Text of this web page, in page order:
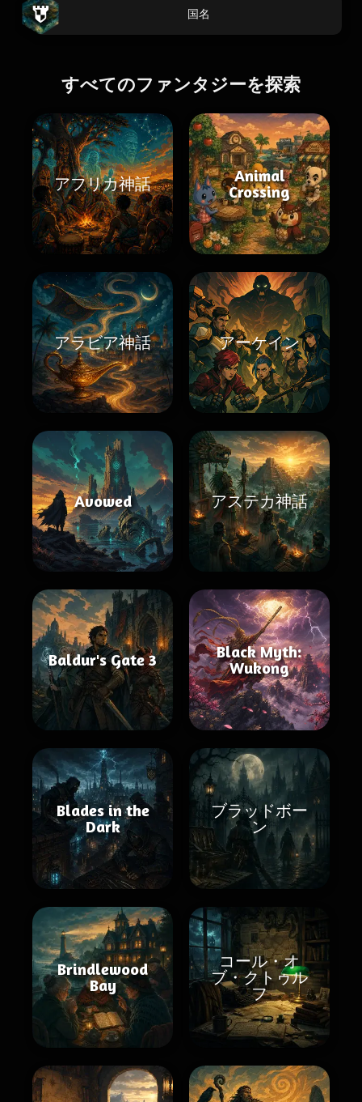
国名
すべてのファンタジーを探索
アフリカ神話
Animal
Crossing
アラビア神話 アーケイン
Avowed アステカ神話
Baldur's Gate 3
Black Myth:
Wukong
Blades in the
Dark
ブラッドボー
ン
Brindlewood
Bay
コール・オ
ブ・クトゥル
フ